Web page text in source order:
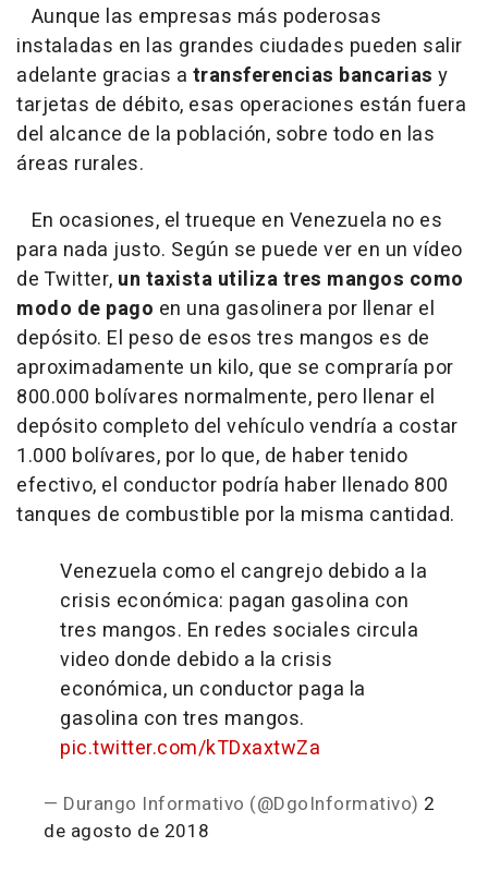
Aunque las empresas más poderosas
instaladas en las grandes ciudades pueden salir
adelante gracias a transferencias bancarias y
tarjetas de débito, esas operaciones están fuera
del alcance de la población, sobre todo en las
áreas rurales.
En ocasiones, el trueque en Venezuela no es
para nada justo. Según se puede ver en un vídeo
de Twitter, un taxista utiliza tres mangos como
modo de pago en una gasolinera por llenar el
depósito. El peso de esos tres mangos es de
aproximadamente un kilo, que se compraría por
800.000 bolívares normalmente, pero llenar el
depósito completo del vehículo vendría a costar
1.000 bolívares, por lo que, de haber tenido
efectivo, el conductor podría haber llenado 800
tanques de combustible por la misma cantidad.
Venezuela como el cangrejo debido a la
crisis económica: pagan gasolina con
tres mangos. En redes sociales circula
video donde debido a la crisis
económica, un conductor paga la
gasolina con tres mangos.
pic.twitter.com/kTDxaxtwZa
— Durango Informativo (@DgoInformativo) 2
de agosto de 2018